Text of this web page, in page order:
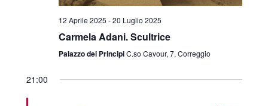
12 Aprile 2025 -20 Luglio 2025
Carmela Adani. Scultrice
Palazzo dei PrincipiC.so Cavour, 7, Correggio
21:00